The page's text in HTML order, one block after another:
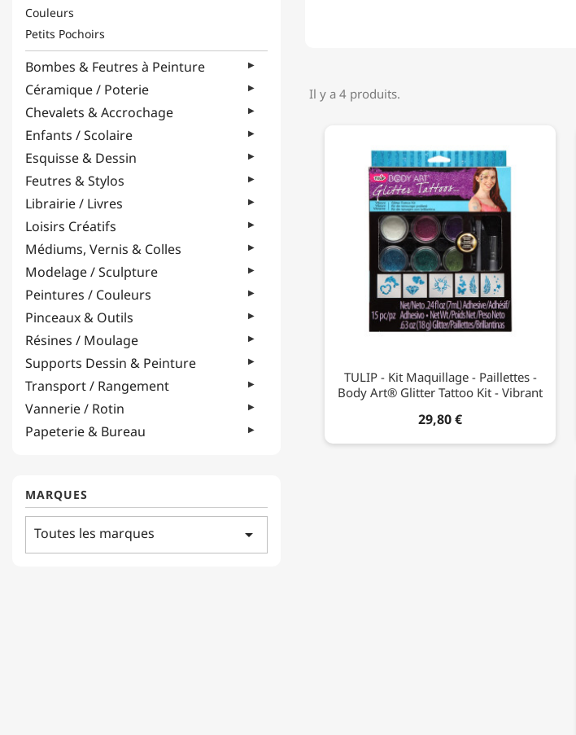
Couleurs
Petits Pochoirs
Bombes & Feutres à Peinture
Céramique / Poterie
Chevalets & Accrochage
Enfants / Scolaire
Esquisse & Dessin
Feutres & Stylos
Librairie / Livres
Loisirs Créatifs
Médiums, Vernis & Colles
Modelage / Sculpture
Peintures / Couleurs
Pinceaux & Outils
Résines / Moulage
Supports Dessin & Peinture
Transport / Rangement
Vannerie / Rotin
Papeterie & Bureau
MARQUES
Toutes les marques arrow_drop_down
Il y a 4 produits.
TULIP - Kit Maquillage - Paillettes -
Body Art® Glitter Tattoo Kit - Vibrant
29,80 €